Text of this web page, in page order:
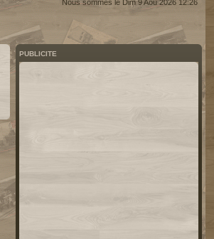
Nous sommes le Dim 9 Aoû 2026 12:26
PUBLICITE